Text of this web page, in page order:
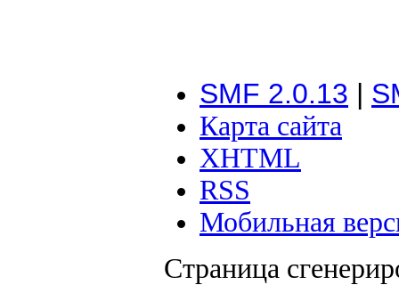
SMF 2.0.13 |
Карта сайта
XHTML
RSS
Мобильная
Страница